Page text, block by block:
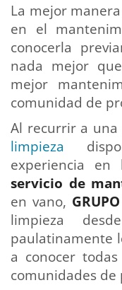
La mejor
en el
conocerla
nada mejor
mejor
comunidad de
Al recurrir a una
limpieza
experiencia
servicio de
en vano,
limpieza
paulatinamente
a conocer
comunidades